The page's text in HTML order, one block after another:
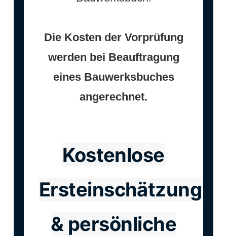
Die Kosten der Vorprüfung
werden bei Beauftragung
eines Bauwerksbuches
angerechnet.
Kostenlose
Ersteinschätzung
& persönliche